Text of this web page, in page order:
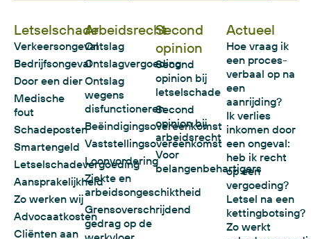
Letselschade
Verkeersongeval
Bedrijfsongeval
Door een dier
Medische
fout
Schadeposten
Smartengeld
Letselschadevergoeding
Aansprakelijkheid
Zo werken wij
Advocaatkosten
Cliënten aan
Arbeidsrecht
Ontslag
Ontslagvergoeding
Ontslag
wegens
disfunctioneren
Beëindigingsovereenkomst
Vaststellingsovereenkomst
Loonvordering
Ziekte en
arbeidsongeschiktheid
Grensoverschrijdend
gedrag op de
Second
opinion
Second
opinion bij
letselschade
Second
opinion bij
arbeidsrecht
Voor
belangenbehartigers
Actueel
Hoe vraag ik
een proces-
verbaal op na
een
aanrijding?
Ik verlies
inkomen door
een ongeval:
heb ik recht
op een
vergoeding?
Letsel na een
kettingbotsing?
Zo werkt